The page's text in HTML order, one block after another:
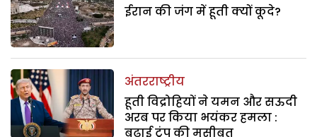
ईरान की जंग में हूती क्यों कूदे?
अंतरराष्ट्रीय
हूती विद्रोहियों ने यमन और सऊदी
अरब पर किया भयंकर हमला :
बढ़ाई ट्रंप की मुसीबत